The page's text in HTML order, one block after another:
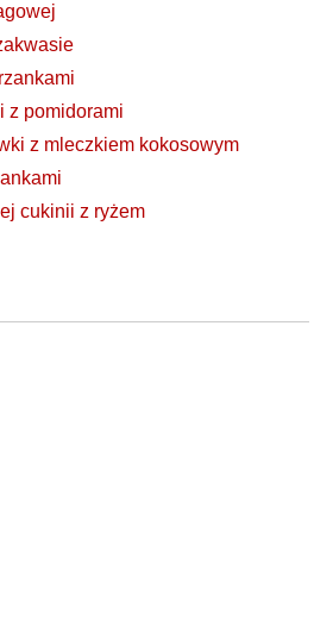
z pomidorami
z mleczkiem kokosowym
cukinii z ryżem